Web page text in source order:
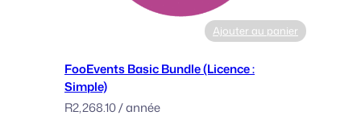
l
e
B
Ajouter au panier
FooEvents Basic Bundle (Licence :
Simple)
R2,268.10/ année